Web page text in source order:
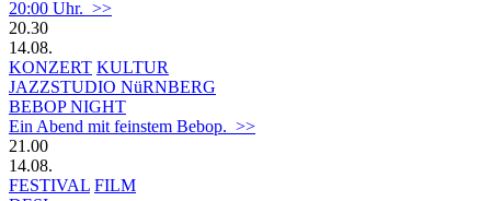
20:00 Uhr. >>
20.30
14.08.
KONZERT KULTUR
JAZZSTUDIO NüRNBERG
BEBOP NIGHT
Ein Abend mit feinstem Bebop. >>
21.00
14.08.
FESTIVAL FILM